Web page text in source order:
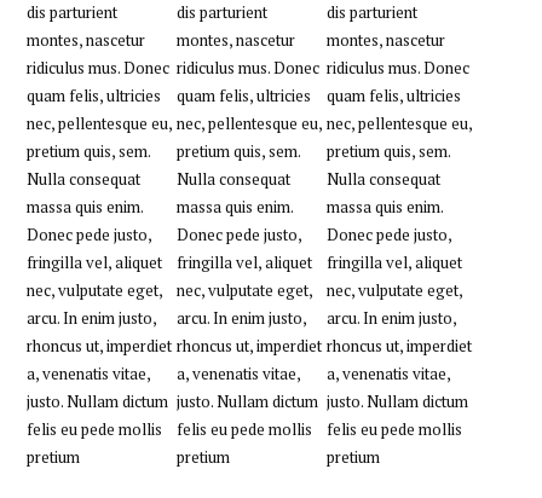
dis parturient
montes, nascetur
ridiculus mus. Donec
quam felis, ultricies
nec, pellentesque eu,
pretium quis, sem.
Nulla consequat
massa quis enim.
Donec pede justo,
fringilla vel, aliquet
nec, vulputate eget,
arcu. In enim justo,
rhoncus ut, imperdiet
a, venenatis vitae,
justo. Nullam dictum
felis eu pede mollis
pretium
dis parturient
montes, nascetur
ridiculus mus. Donec
quam felis, ultricies
nec, pellentesque eu,
pretium quis, sem.
Nulla consequat
massa quis enim.
Donec pede justo,
fringilla vel, aliquet
nec, vulputate eget,
arcu. In enim justo,
rhoncus ut, imperdiet
a, venenatis vitae,
justo. Nullam dictum
felis eu pede mollis
pretium
dis parturient
montes, nascetur
ridiculus mus. Donec
quam felis, ultricies
nec, pellentesque eu,
pretium quis, sem.
Nulla consequat
massa quis enim.
Donec pede justo,
fringilla vel, aliquet
nec, vulputate eget,
arcu. In enim justo,
rhoncus ut, imperdiet
a, venenatis vitae,
justo. Nullam dictum
felis eu pede mollis
pretium